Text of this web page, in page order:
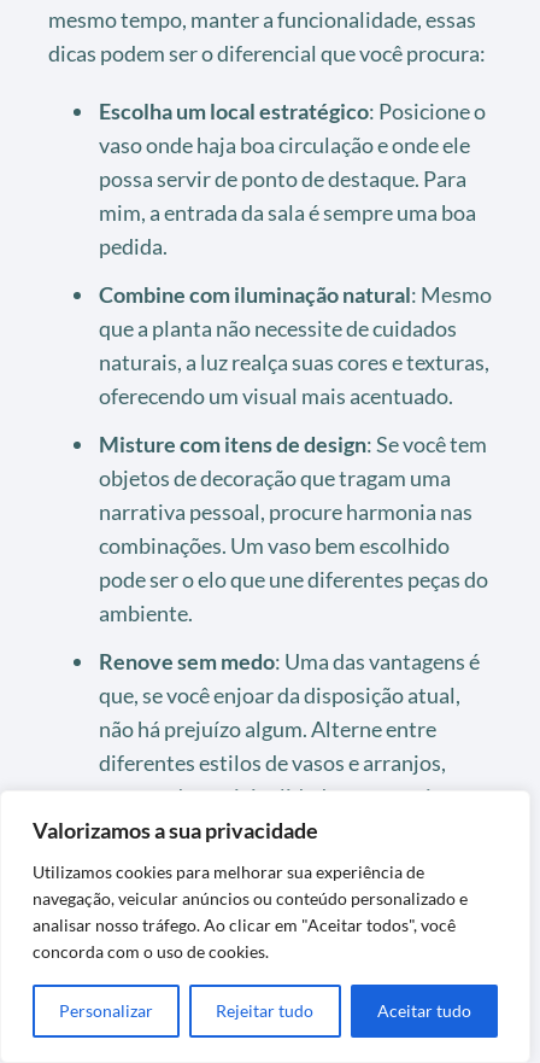
Valorizamos a sua privacidade
Utilizamos cookies para melhorar sua experiência de
navegação, veicular anúncios ou conteúdo personalizado e
analisar nosso tráfego. Ao clicar em "Aceitar todos", você
concorda com o uso de cookies.
Personalizar Rejeitar tudo Aceitar tudo
mesmo tempo, manter a funcionalidade, essas
dicas podem ser o diferencial que você procura:
Escolha um local estratégico: Posicione o
vaso onde haja boa circulação e onde ele
possa servir de ponto de destaque. Para
mim, a entrada da sala é sempre uma boa
pedida.
Combine com iluminação natural: Mesmo
que a planta não necessite de cuidados
naturais, a luz realça suas cores e texturas,
oferecendo um visual mais acentuado.
Misture com itens de design: Se você tem
objetos de decoração que tragam uma
narrativa pessoal, procure harmonia nas
combinações. Um vaso bem escolhido
pode ser o elo que une diferentes peças do
ambiente.
Renove sem medo: Uma das vantagens é
que, se você enjoar da disposição atual,
não há prejuízo algum. Alterne entre
diferentes estilos de vasos e arranjos,
mantendo a originalidade sempre viva.
Cuide da limpeza com regularidade
Mesmo sendo artificial, um cuidado
básico e regular com um pano úmido evita
o acúmulo de poeira e mantém a aparência
impecável.
Essas dicas fizeram uma enorme diferença para